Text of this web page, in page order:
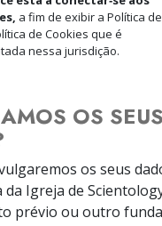
a fim de exibir a Política de
de Cookies que é
nessa jurisdição.
OS
os seus
Igreja de
prévio ou outro